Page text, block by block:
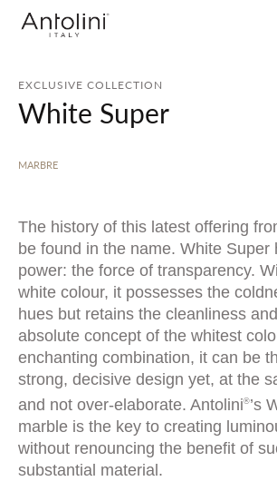
EXCLUSIVE COLLECTION
White Super
MARBRE
The history of this latest offering
be found in the name. White Super
power: the force of transparency.
white colour, it possesses the
hues but retains the cleanliness
absolute concept of the whitest
enchanting combination, it can be
strong, decisive design yet, at the
and not over-elaborate. Antolini®’s
marble is the key to creating
without renouncing the benefit of
substantial material.